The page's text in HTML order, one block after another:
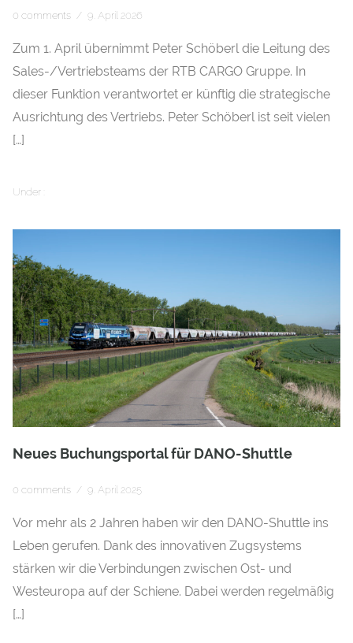
0 comments / 9. April 2026
Zum 1. April übernimmt Peter Schöberl die Leitung des
Sales-/Vertriebsteams der RTB CARGO Gruppe. In
dieser Funktion verantwortet er künftig die strategische
Ausrichtung des Vertriebs. Peter Schöberl ist seit vielen
[…]
Under :
Neues Buchungsportal für DANO-Shuttle
0 comments / 9. April 2025
Vor mehr als 2 Jahren haben wir den DANO-Shuttle ins
Leben gerufen. Dank des innovativen Zugsystems
stärken wir die Verbindungen zwischen Ost- und
Westeuropa auf der Schiene. Dabei werden regelmäßig
[…]